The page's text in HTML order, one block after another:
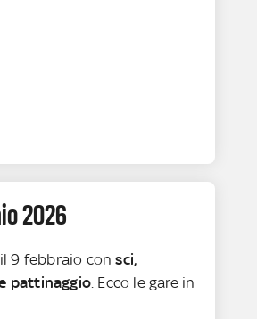
2026
9 febbraio consci,
pattinaggio. Ecco le gare in